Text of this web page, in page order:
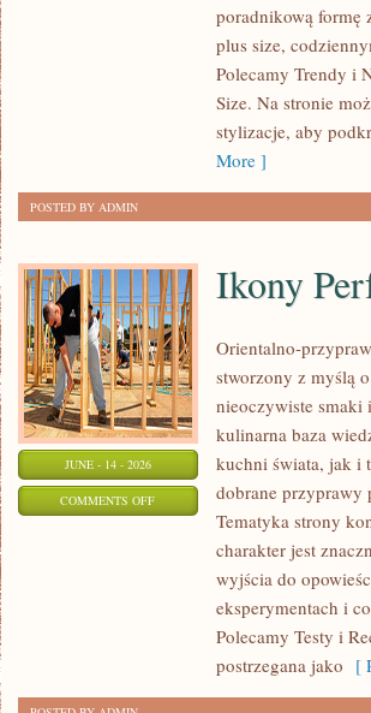
poradnikową formę
plus size,
Polecamy Trendy i
Size. Na stronie
stylizacje, aby
More ]
POSTED BY ADMIN
JUNE - 14 - 2026
COMMENTS OFFON
PERFUMERYJNE
Ikony
Orientalno-
stworzony z myślą
nieoczywiste smaki
kulinarna baza
kuchni świata, jak i
dobrane przyprawy
Tematyka strony
charakter jest
wyjścia do
eksperymentach i
Polecamy Testy i
postrzegana jako [